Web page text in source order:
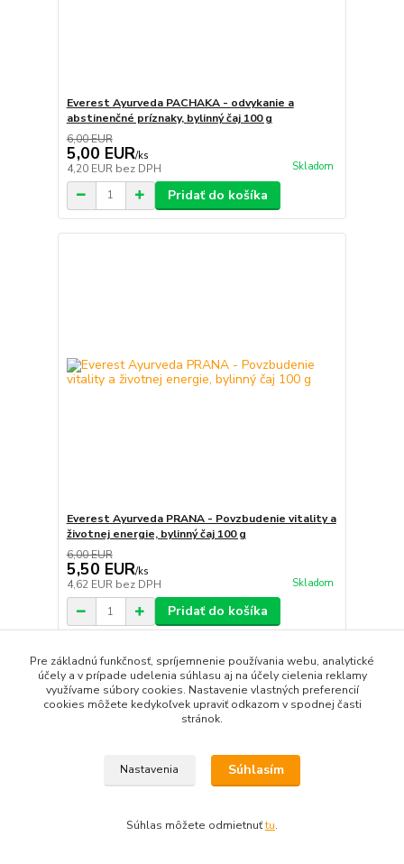
Everest Ayurveda PACHAKA - odvykanie a
abstinenčné príznaky, bylinný čaj 100 g
6,00 EUR
5,00 EUR/ks
4,20 EUR bez DPH Skladom
Pridať do košíka
Everest Ayurveda PRANA - Povzbudenie vitality a
životnej energie, bylinný čaj 100 g
6,00 EUR
5,50 EUR/ks
4,62 EUR bez DPH Skladom
Pridať do košíka
Pre základnú funkčnosť, spríjemnenie používania webu, analytické
účely a v prípade udelenia súhlasu aj na účely cielenia reklamy
využívame súbory cookies. Nastavenie vlastných preferencií
cookies môžete kedykoľvek upraviť odkazom v spodnej časti
stránok.
Nastavenia Súhlasím
Súhlas môžete odmietnuťtu.